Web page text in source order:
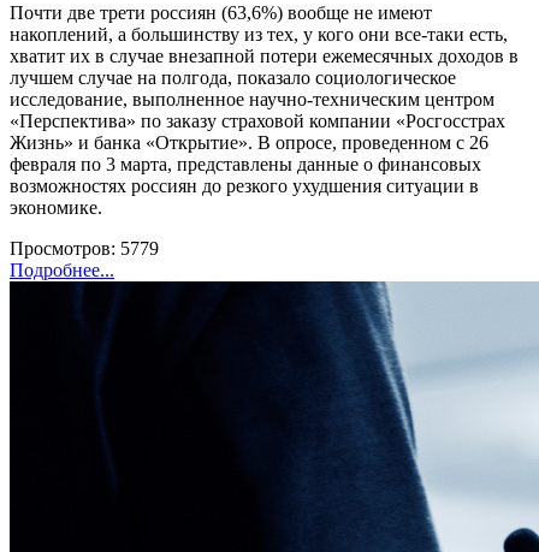
Почти две трети россиян (63,6%) вообще не имеют
накоплений, а большинству из тех, у кого они все-таки есть,
хватит их в случае внезапной потери ежемесячных доходов в
лучшем случае на полгода, показало социологическое
исследование, выполненное научно-техническим центром
«Перспектива» по заказу страховой компании «Росгосстрах
Жизнь» и банка «Открытие». В опросе, проведенном с 26
февраля по 3 марта, представлены данные о финансовых
возможностях россиян до резкого ухудшения ситуации в
экономике.
Просмотров: 5779
Подробнее...